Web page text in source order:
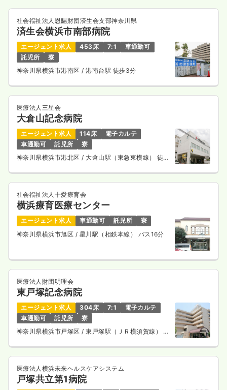
日勤のみ（パート） 一時募集休止
給与 時給1,692
時間 9:00～13:00
ブランク可
時給1,600円以上可
気になる
社会福祉法人恩賜財団済生会支部神奈川県
済生会横浜市南部病院
エージェント求人 453床 7:1
車通勤可
託児所
寮
神奈川県横浜市港南区/ 港南台駅 徒歩3分
医療法人三星会
大倉山記念病院
エージェント求人 114床
電子カルテ
車通勤可
託児所
寮
神奈川県横浜市港北区/ 大倉山駅（東急東横線） 徒歩
社会福祉法人十愛療育会
横浜療育医療センター
エージェント求人 車通勤可 託児所
寮
神奈川県横浜市旭区 / 星川駅（相鉄本線） バス16分
医療法人財団明理会
東戸塚記念病院
エージェント求人 304床 7:1
電子カルテ
車通勤可
託児所
寮
神奈川県横浜市戸塚区/ 東戸塚駅（ＪＲ横須賀線） 徒
医療法人横浜未来ヘルスケアシステム
戸塚共立第1病院